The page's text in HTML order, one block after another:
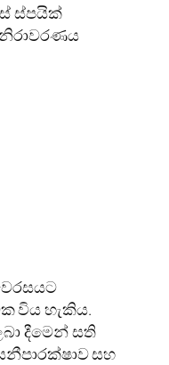
ස්පයික්
විය හැකිය.
දීමෙන් සති
සහ